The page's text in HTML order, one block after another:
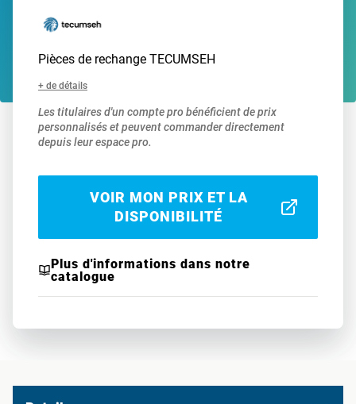
Pièces de rechange TECUMSEH
+ de détails
Les titulaires d'un compte pro bénéficient de prix
personnalisés et peuvent commander directement
depuis leur espace pro.
VOIR MON PRIX ET LA
DISPONIBILITÉ
Plus d'informations dans notre
catalogue